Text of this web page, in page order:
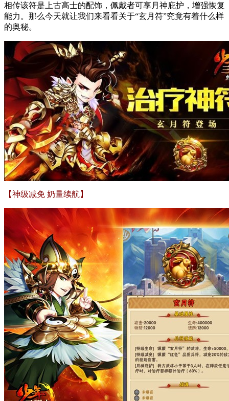
相传该符是上古高士的配饰，佩戴者可享月神庇护，增强恢复
能力。那么今天就让我们来看看关于“玄月符”究竟有着什么样
的奥秘。
【神级减免 奶量续航】